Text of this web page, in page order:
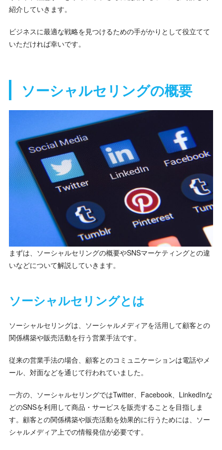
紹介していきます。
ビジネスに最適な戦略を見つけるための手がかりとして役立てて
いただければ幸いです。
ソーシャルセリングの概要
まずは、ソーシャルセリングの概要やSNSマーケティングとの違
いなどについて解説していきます。
ソーシャルセリングとは
ソーシャルセリングは、ソーシャルメディアを活用して顧客との
関係構築や販売活動を行う営業手法です。
従来の営業手法の場合、顧客とのコミュニケーションは電話やメ
ール、対面などを通じて行われていました。
一方の、ソーシャルセリングではTwitter、Facebook、LinkedInな
どのSNSを利用して商品・サービスを販売することを目指しま
す。顧客との関係構築や販売活動を効果的に行うためには、ソー
シャルメディア上での情報発信が必要です。